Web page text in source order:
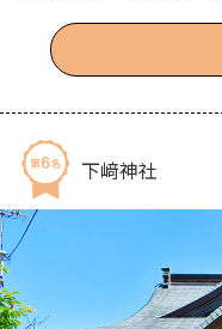
願望的能量聖地，吸引許
於「護摩札」即可實現。
下﨑神社